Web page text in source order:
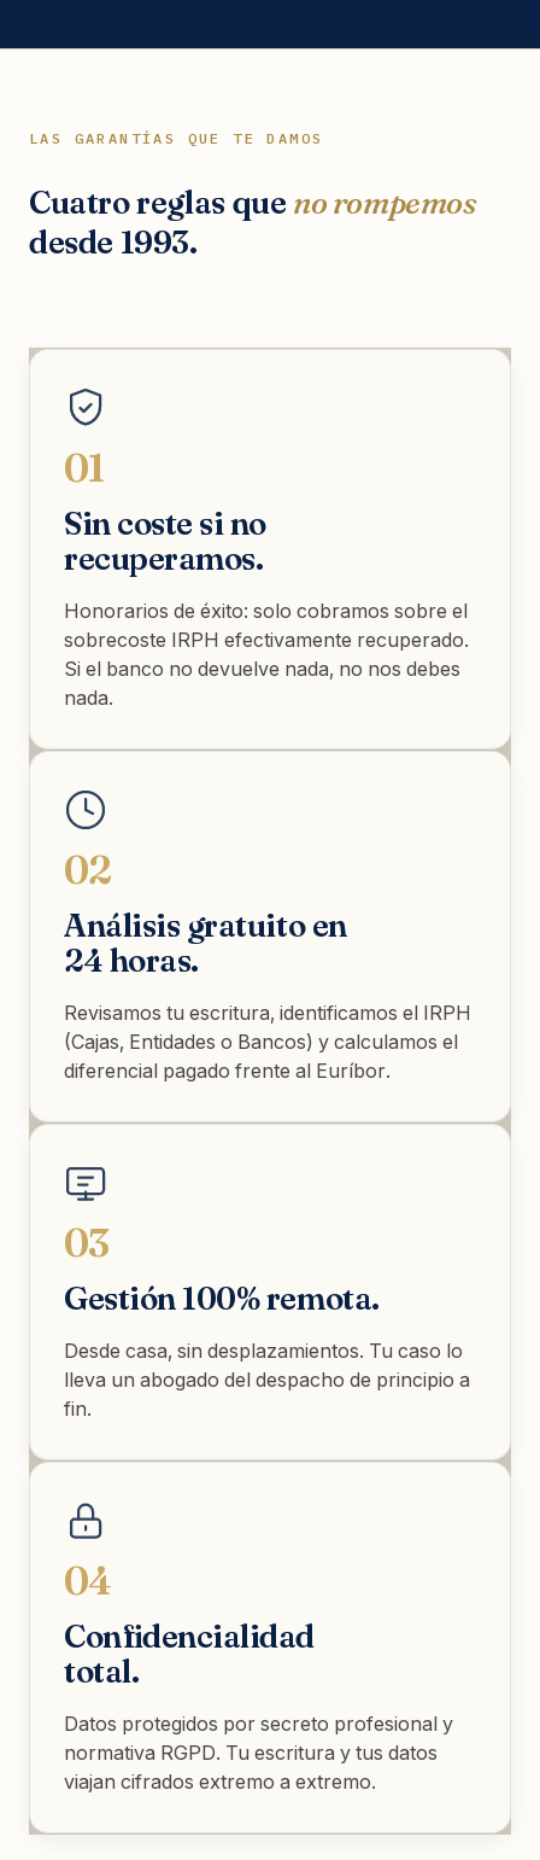
LAS GARANTÍAS QUE TE DAMOS
Cuatro reglas que no rompemos
desde 1993.
01
Sin coste si no
recuperamos.
Honorarios de éxito: solo cobramos sobre el
sobrecoste IRPH efectivamente recuperado.
Si el banco no devuelve nada, no nos debes
nada.
02
Análisis gratuito en
24 horas.
Revisamos tu escritura, identificamos el IRPH
(Cajas, Entidades o Bancos) y calculamos el
diferencial pagado frente al Euríbor.
03
Gestión 100% remota.
Desde casa, sin desplazamientos. Tu caso lo
lleva un abogado del despacho de principio a
fin.
04
Confidencialidad
total.
Datos protegidos por secreto profesional y
normativa RGPD. Tu escritura y tus datos
viajan cifrados extremo a extremo.